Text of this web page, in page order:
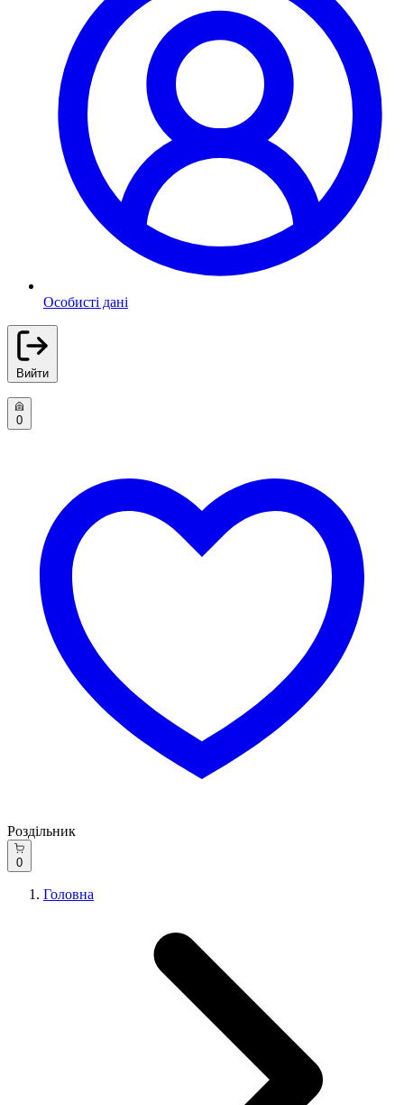
Особисті дані
Вийти
0
Роздільник
0
Головна